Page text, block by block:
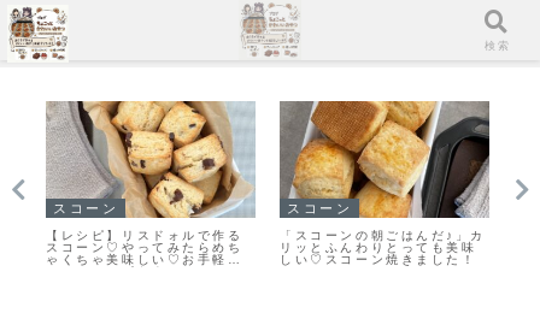
スコーン
【レシピ】お手軽スコーン♡
うちにある材料ですぐ出来る
♡材料５つでお手軽スコーン
レシピだよ！
クッキー
「おやつ何がいい？」あっと
いう間になくなります♡栗原
はるみさんの塩クッキー焼き
メニュー 検索